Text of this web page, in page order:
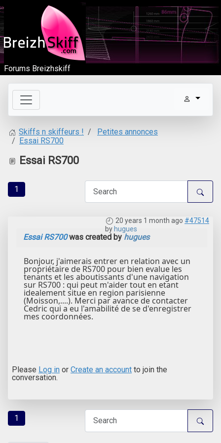
Forums Breizhskiff
Skiffs n skiffeurs !
Petites annonces
Essai RS700
Essai RS700
1
20 years 1 month ago #47514
by hugues
Essai RS700was created by hugues
Bonjour, j'aimerais entrer en relation avec un
propriétaire de RS700 pour bien evalue les
tenants et les aboutissants d'une navigation
sur RS700 : qui peut m'aider tout en etant
idealement situe en region parisienne
(Moisson,....). Merci par avance de contacter
Cedric qui a eu l'amabilité de se d'enregistrer
mes coordonnées.
Please Log in or Create an account to join the
conversation.
1